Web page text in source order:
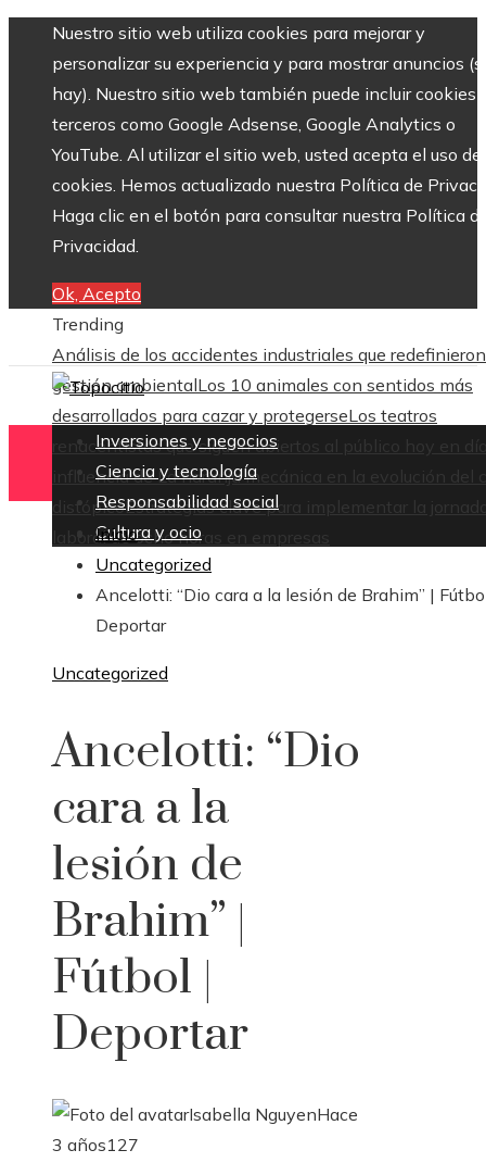
Nuestro sitio web utiliza cookies para mejorar y
personalizar su experiencia y para mostrar anuncios
hay). Nuestro sitio web también puede incluir cookies
terceros como Google Adsense, Google Analytics o
YouTube. Al utilizar el sitio web, usted acepta el uso de
cookies. Hemos actualizado nuestra Política de
Haga clic en el botón para consultar nuestra Política
Privacidad.
Ok, Acepto
Trending
Análisis de los accidentes industriales que
gestión ambientalLos 10 animales con sentidos más
desarrollados para cazar y protegerseLos teatros
renacentistas que siguen abiertos al público hoy en
influencia de La naranja mecánica en la evolución del
distópicoEstrategias clave para implementar la
laboral de ocho horas en empresas
Inversiones y negocios
Ciencia y tecnología
Responsabilidad social
Cultura y ocio
Inicio
Uncategorized
Ancelotti: “Dio cara a la lesión de Brahim” |
Deportar
Uncategorized
Ancelotti: “Dio
cara a la
lesión de
Brahim” |
Fútbol |
Deportar
Isabella NguyenHace
3 años127